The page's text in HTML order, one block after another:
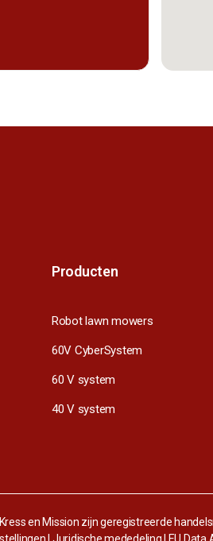
Producten
Robot lawn mowers
60V CyberSystem
60 V system
40 V system
en Mission zijn geregistreerde
Juridische mededeling EU Data